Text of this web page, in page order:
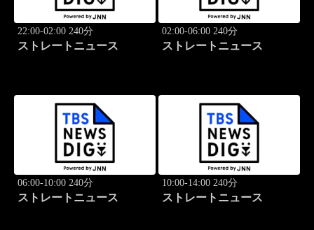
22:00-02:00 240分
ストレートニュース
02:00-06:00 240分
ストレートニュース
06:00-10:00 240分
ストレートニュース
10:00-14:00 240分
ストレートニュース